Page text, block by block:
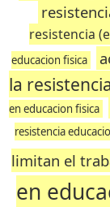
resistencia
educacion fisica
la
en educacion fisica
resistencia
limitan el
en